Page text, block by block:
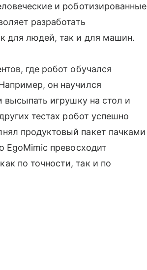
и роботизированные
разработать
для людей, так и для машин.
где робот обучался
он научился
высыпать игрушку на стол и
тестах робот успешно
продуктовый пакет пачками
EgoMimic превосходит
по точности, так и по